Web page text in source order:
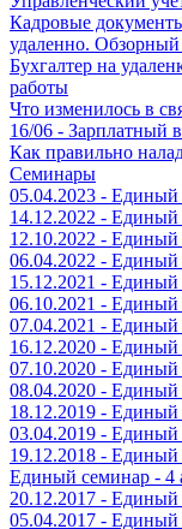
Кадровые
удаленно. Обзорный
Бухгалтер на
работы
Что изменилось в
16/06 -
Как правильно
Семинары
05.04.2023 -
14.12.2022 -
12.10.2022 -
06.04.2022 -
15.12.2021 -
06.10.2021 -
07.04.2021 -
16.12.2020 -
07.10.2020 -
08.04.2020 -
18.12.2019 -
03.04.2019 -
19.12.2018 -
Единый семинар - 4
20.12.2017 -
05.04.2017 -